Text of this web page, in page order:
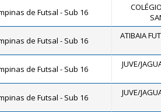
de Futsal - Sub 16
de Futsal - Sub 16 ATIBAIA
de Futsal - Sub 16 JUVE/
de Futsal - Sub 16 JUVE/